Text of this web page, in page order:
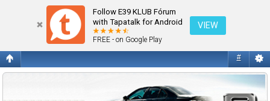
Follow E39 KLUB Fórum
with Tapatalk for Android
FREE - on Google Play
VIEW
#
Eladó 525ia touring, a JAK